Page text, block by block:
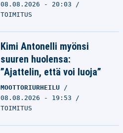
08.08.2026 - 20:03
TOIMITUS
Kimi Antonelli myönsi
suuren huolensa:
”Ajattelin, että voi luoja”
MOOTTORIURHEILU
08.08.2026 - 19:53
TOIMITUS